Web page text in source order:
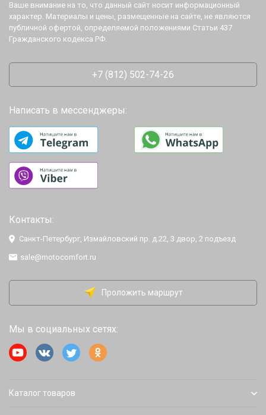
Ваше внимание на то, что данный сайт носит информационный
характер. Материалы и цены, размещенные на сайте, не являются
публичной офертой, определяемой положениями Статьи 437
Гражданского кодекса РФ.
+7 (812) 502-74-26
Написать в мессенджеры:
Контакты:
Санкт-Петербург, Измайловский пр. д.22, 3 двор, 2 подъезд
sale@motocomfort.ru
Проложить маршрут
Мы в социальных сетях:
Каталог товаров